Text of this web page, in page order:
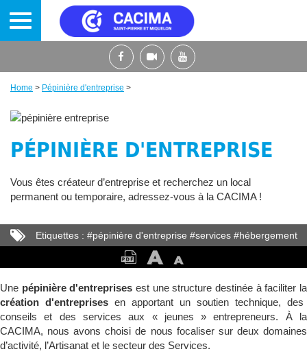
Breadcrumb
Home > Pépinière d'entreprise >
PÉPINIÈRE D'ENTREPRISE
Vous êtes créateur d’entreprise et recherchez un local
permanent ou temporaire, adressez-vous à la CACIMA !
Etiquettes : #pépinière d'entreprise #services #hébergement
Une pépinière d'entreprises est une structure destinée à faciliter la
création d'entreprises en apportant un soutien technique, des
conseils et des services aux « jeunes » entrepreneurs. À la
CACIMA, nous avons choisi de nous focaliser sur deux domaines
d’activité, l’Artisanat et le secteur des Services.